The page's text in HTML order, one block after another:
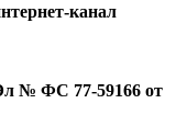
канал
№ ФС 77-59166 от